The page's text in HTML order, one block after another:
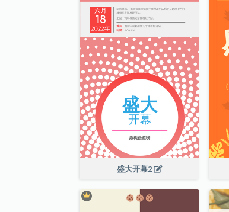
盛大开幕2